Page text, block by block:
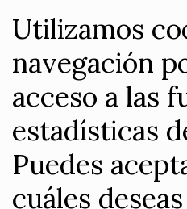
Utilizamos
navegación
acceso a las
estadísticas
Puedes
cuáles